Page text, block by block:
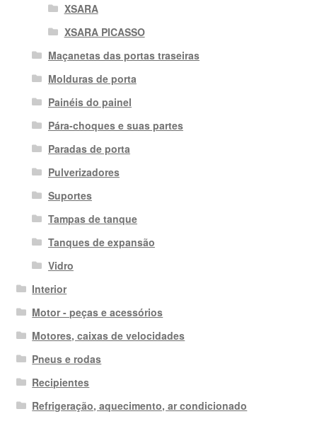
XSARA
XSARA PICASSO
Maçanetas das portas traseiras
Molduras de porta
Painéis do painel
Pára-choques e suas partes
Paradas de porta
Pulverizadores
Suportes
Tampas de tanque
Tanques de expansão
Vidro
Interior
Motor - peças e acessórios
Motores, caixas de velocidades
Pneus e rodas
Recipientes
Refrigeração, aquecimento, ar condicionado